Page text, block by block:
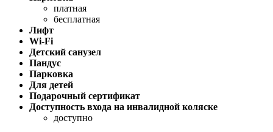
платная
бесплатная
Лифт
Wi-Fi
Детский санузел
Пандус
Парковка
Для детей
Подарочный сертификат
Доступность входа на инвалидной коляске
доступно